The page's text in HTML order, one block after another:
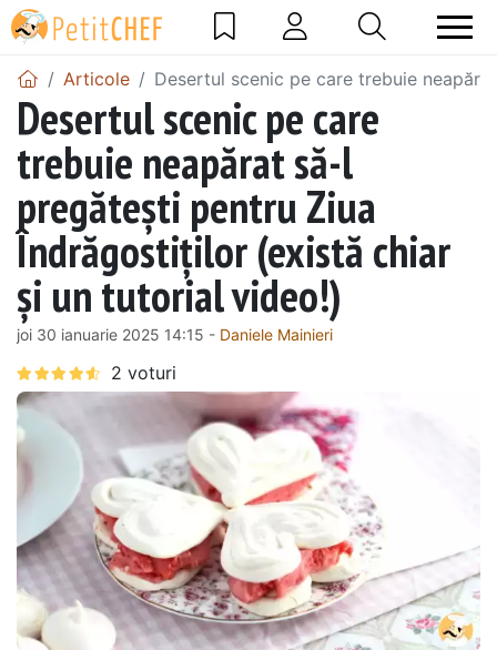
Articole Desertul scenic pe care trebuie
Desertul scenic pe care
trebuie neapărat să-l
pregătești pentru Ziua
Îndrăgostiților (există chiar
și un tutorial video!)
joi 30 ianuarie 2025 14:15 - Daniele Mainieri